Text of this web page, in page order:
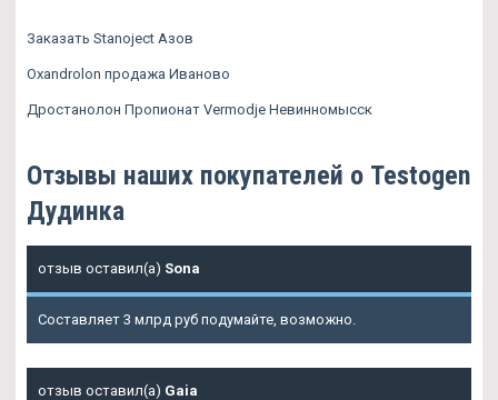
Заказать Stanoject Азов
Oxandrolon продажа Иваново
Дростанолон Пропионат Vermodje Невинномысск
Отзывы наших покупателей о Testogen
Дудинка
отзыв оставил(а) Sona
Составляет 3 млрд руб подумайте, возможно.
отзыв оставил(а) Gaia